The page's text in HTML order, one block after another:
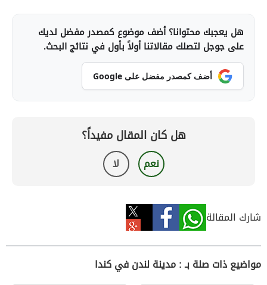
هل يعجبك محتوانا؟ أضف موضوع كمصدر مفضل لديك
على جوجل لتصلك مقالاتنا أولاً بأول في نتائج البحث.
أضف كمصدر مفضل على Google
هل كان المقال مفيداً؟
نعم لا
شارك المقالة
مواضيع ذات صلة بـ : مدينة لندن في كندا